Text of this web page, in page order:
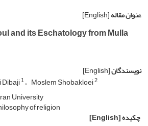
عنوان مقاله[English]
and its Eschatology from Mulla
نویسندگان[English]
1 Moslem Shobakloei2
University
of religion
چکیده[English]